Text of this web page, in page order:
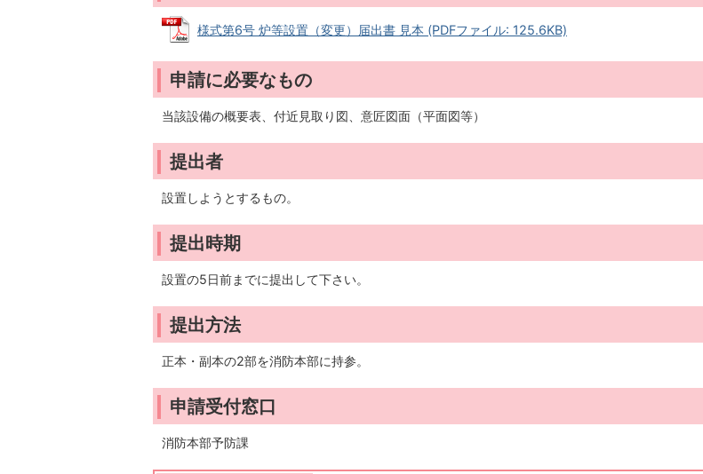
様式第6号 炉等設置（変更）届出書 見本 (PDFファイル: 125.6KB)
申請に必要なもの
当該設備の概要表、付近見取り図、意匠図面（平面図等）
提出者
設置しようとするもの。
提出時期
設置の5日前までに提出して下さい。
提出方法
正本・副本の2部を消防本部に持参。
申請受付窓口
消防本部予防課